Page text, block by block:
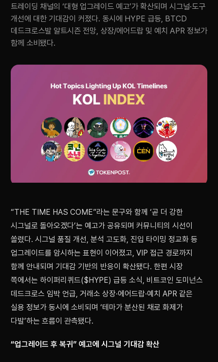
트레이딩 채널의 ‘대형 업그레이드 예고’가 확산되며 시그널·도구
개선에 대한 기대감이 커졌다. 동시에 HYPE 급등, BTCD
데드크로스발 알트시즌 전망, 상장/에어드랍 및 예치 APR 정보가
함께 소비됐다.
“THE TIME HAS COME”라는 문구와 함께 ‘곧 더 강한
시그널로 돌아오겠다’는 예고가 공유되며 커뮤니티의 시선이
쏠렸다. 시그널 품질 개선, 분석 고도화, 진입 타이밍 정교화 등
업그레이드를 암시하는 표현이 이어졌고, VIP 접근 경로까지
함께 안내되며 기대감 기반의 반응이 확산됐다. 한편 시장
쪽에서는 하이퍼리퀴드($HYPE) 급등 소식, 비트코인 도미넌스
데드크로스 임박 언급, 거래소 상장·에어드랍·예치 APR 같은
실용 정보가 동시에 소비되며 ‘테마가 분산된 채로 화제가
다발’하는 흐름이 관측됐다.
“업그레이드 후 복귀” 예고에 시그널 기대감 확산